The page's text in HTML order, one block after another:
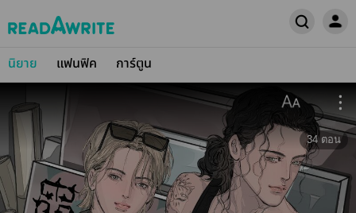
นิยาย แฟนฟิค การ์ตูน
34 ตอน